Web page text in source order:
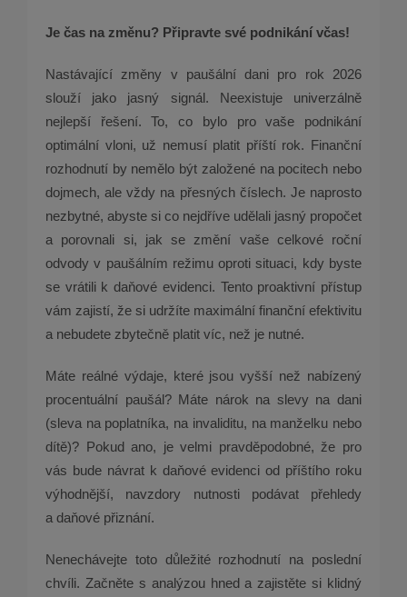
Je čas na změnu? Připravte své podnikání včas!
Nastávající změny v paušální dani pro rok 2026
slouží jako jasný signál. Neexistuje univerzálně
nejlepší řešení. To, co bylo pro vaše podnikání
optimální vloni, už nemusí platit příští rok. Finanční
rozhodnutí by nemělo být založené na pocitech nebo
dojmech, ale vždy na přesných číslech. Je naprosto
nezbytné, abyste si co nejdříve udělali jasný propočet
a porovnali si, jak se změní vaše celkové roční
odvody v paušálním režimu oproti situaci, kdy byste
se vrátili k daňové evidenci. Tento proaktivní přístup
vám zajistí, že si udržíte maximální finanční efektivitu
a nebudete zbytečně platit víc, než je nutné.
Máte reálné výdaje, které jsou vyšší než nabízený
procentuální paušál? Máte nárok na slevy na dani
(sleva na poplatníka, na invaliditu, na manželku nebo
dítě)? Pokud ano, je velmi pravděpodobné, že pro
vás bude návrat k daňové evidenci od příštího roku
výhodnější, navzdory nutnosti podávat přehledy
a daňové přiznání.
Nenechávejte toto důležité rozhodnutí na poslední
chvíli. Začněte s analýzou hned a zajistěte si klidný